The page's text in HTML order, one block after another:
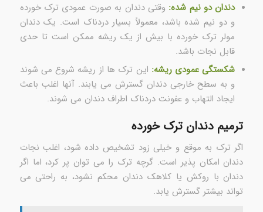
دندان دو نیم شده: وقتی دندان به صورت عمودی ترک خورده
و دو نیم شده باشد، معمولاً بسیار دردناک است. یک دندان
مولر ترک خورده با بیش از یک ریشه ممکن است تا حدی
قابل نجات باشد.
شکستگی عمودی ریشه: این ترک ها از ریشه شروع می شوند
و به سطح خارجی دندان گسترش می یابند. آنها اغلب باعث
ایجاد التهاب و عفونت دردناک اطراف دندان می شوند.
ترمیم دندان ترک خورده
اگر ترک به موقع و خیلی زود تشخیص داده شود، اغلب نجات
دندان امکان پذیر است. گرچه ترک را می توان پر کرد، اما اگر
دندان با روکش یا کلاهک دندان محکم نشود، به راحتی می
تواند بیشتر گسترش یابد.